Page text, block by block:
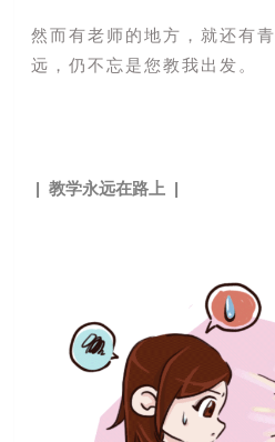
然而有老师的地方，就还有青
远，仍不忘是您教我出发。
| 教学永远在路上 |